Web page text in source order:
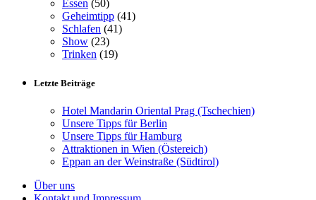
Essen (50)
Geheimtipp (41)
Schlafen (41)
Show (23)
Trinken (19)
Letzte Beiträge
Hotel Mandarin Oriental Prag (Tschechien)
Unsere Tipps für Berlin
Unsere Tipps für Hamburg
Attraktionen in Wien (Östereich)
Eppan an der Weinstraße (Südtirol)
Über uns